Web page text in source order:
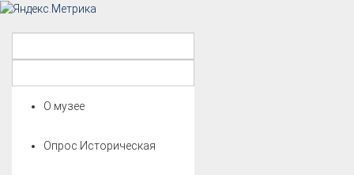
О музее
Опрос Историческая